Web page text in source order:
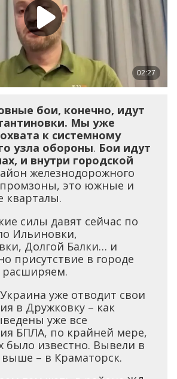
бои, конечно, идут
Мы уже
к системному
узла обороны. Бои идут
и внутри городской
железнодорожного
промзоны, это южные и
кварталы.
силы давят сейчас по
Ильиновки,
Долгой Балки… и
присутствие в городе
расширяем.
уже отводит свои
в Дружковку – как
уже все
БПЛА, по крайней мере,
было известно. Вывели в
– в Краматорск.